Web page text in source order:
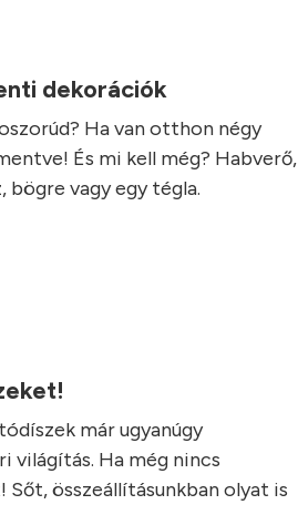
dekorációk
Ha van otthon négy
És mi kell még? Habverő,
bögre vagy egy tégla.
már ugyanúgy
világítás. Ha még nincs
összeállításunkban olyat is